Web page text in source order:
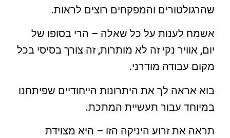
שהרגולטורים והמפקחים רוצים לראות.
אשמח לענות על כל שאלה – הרי בסופו של
יום, אוויר נקי זה לא מותרות, זה צורך בסיסי בכל
מקום עבודה מודרני.
בוא אראה לך את היתרונות הייחודיים שפיתחנו
במיוחד עבור תעשיית המתכת.
תראה את זרוע היניקה הזו – היא מצוידת